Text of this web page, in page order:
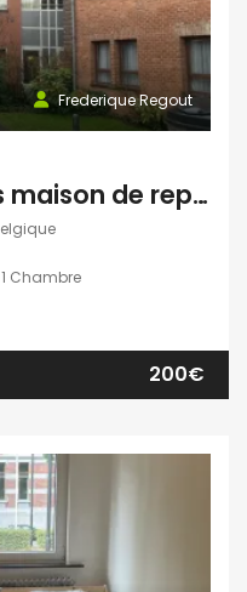
Frederique Regout
3 kots à projets dans maison de repos
1 Chambre
200€